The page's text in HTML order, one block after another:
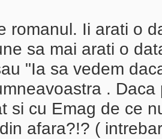
romanul. Ii arati o
sa mai arati o
"Ia sa vedem
.
si cu Emag de ce
afara?!? (